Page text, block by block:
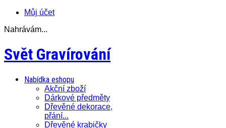
Můj účet
Nahrávám...
Svět Gravírování
Nabídka eshopu
Akční zboží
Dárkové předměty
Dřevěné dekorace,
přání...
Dřevěné krabičky